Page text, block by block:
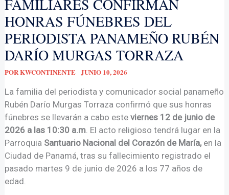
FAMILIARES CONFIRMAN
HONRAS FÚNEBRES DEL
PERIODISTA PANAMEÑO RUBÉN
DARÍO MURGAS TORRAZA
PORKWCONTINENTE JUNIO 10, 2026
La familia del periodista y comunicador social panameño
Rubén Darío Murgas Torraza confirmó que sus honras
fúnebres se llevarán a cabo esteviernes 12 de junio de
2026 a las 10:30 a.m . El acto religioso tendrá lugar en la
Parroquia Santuario Nacional del Corazón de María,en la
Ciudad de Panamá, tras su fallecimiento registrado el
pasado martes 9 de junio de 2026 a los 77 años de
edad.